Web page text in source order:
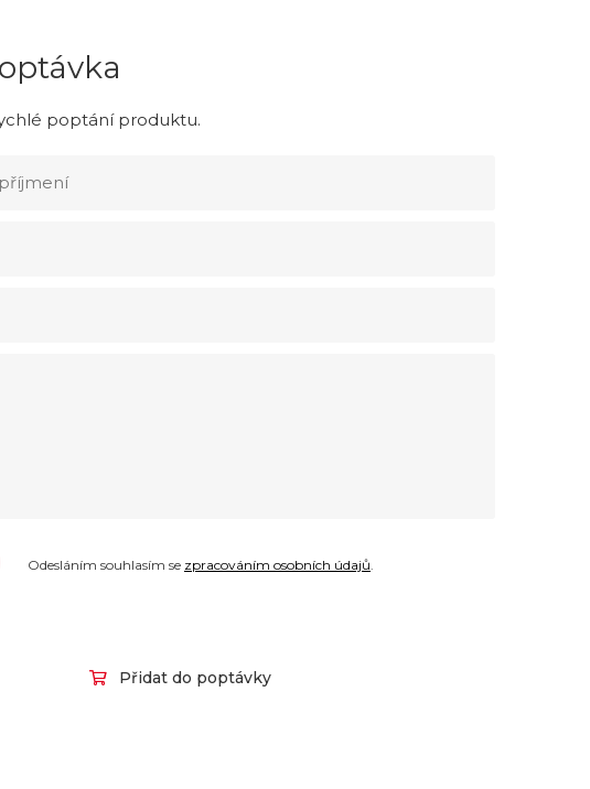
poptání produktu.
Odesláním souhlasím se zpracováním osobních údajů.
Přidat do poptávky